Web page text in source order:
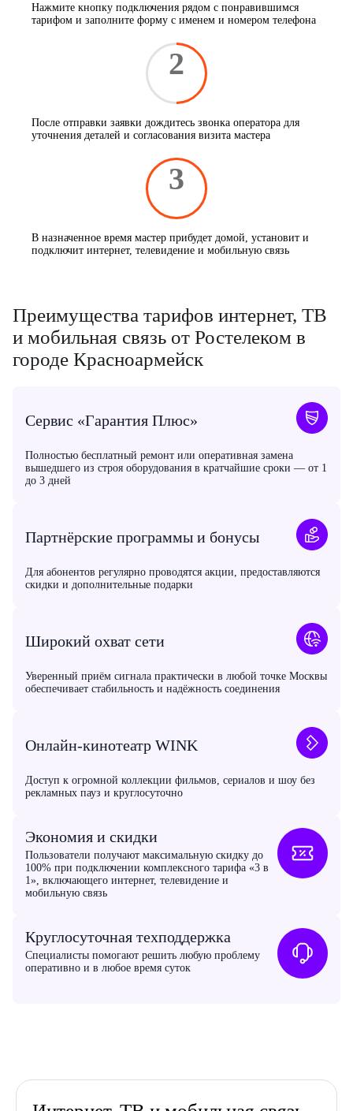
Нажмите кнопку подключения рядом с понравившимся
тарифом и заполните форму с именем и номером телефона
2
После отправки заявки дождитесь звонка оператора для
уточнения деталей и согласования визита мастера
3
В назначенное время мастер прибудет домой, установит и
подключит интернет, телевидение и мобильную связь
Преимущества тарифов интернет, ТВ
и мобильная связь от Ростелеком в
городе Красноармейск
Круглосуточная техподдержка
Специалисты помогают решить любую проблему
оперативно и в любое время суток
Экономия и скидки
Пользователи получают максимальную скидку до
100% при подключении комплексного тарифа «3 в
1», включающего интернет, телевидение и
мобильную связь
Онлайн-кинотеатр WINK
Доступ к огромной коллекции фильмов, сериалов и шоу без
рекламных пауз и круглосуточно
Широкий охват сети
Уверенный приём сигнала практически в любой точке Москвы
обеспечивает стабильность и надёжность соединения
Партнёрские программы и бонусы
Для абонентов регулярно проводятся акции, предоставляются
скидки и дополнительные подарки
Сервис «Гарантия Плюс»
Полностью бесплатный ремонт или оперативная замена
вышедшего из строя оборудования в кратчайшие сроки — от 1
до 3 дней